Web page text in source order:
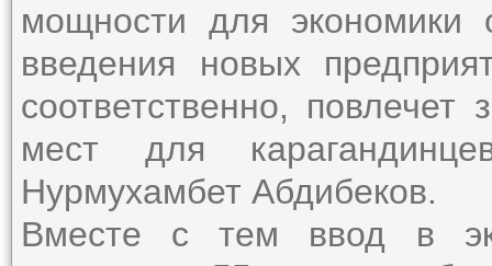
мощности для экономики
введения новых
соответственно,
мест для
Нурмухамбет Абдибеков.
Вместе с тем ввод в